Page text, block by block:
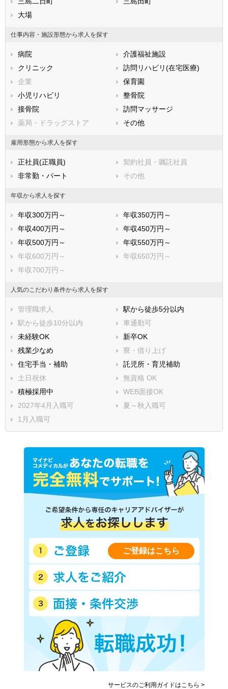
兵庫県
香川県
高知県
福岡県
長崎県
熊本県
鹿児島県
大場
仕事内容・施設形態から求人を探す
病院
介護福祉施設
クリニック
訪問リハビリ(在宅医療)
企業
保育園
小児リハビリ
整骨院
接骨院
訪問マッサージ
薬局・ドラッグストア
その他
雇用形態から求人を探す
正社員(正職員)
契約社員・嘱託社員
非常勤・パート
その他
年収から求人を探す
年収300万円～
年収350万円～
年収400万円～
年収450万円～
年収500万円～
年収550万円～
年収600万円～
年収650万円～
年収700万円～
人気のこだわり条件から求人を探す
管理職求人
駅から徒歩5分以内
駅から徒歩10分以内
車通勤可
未経験OK
新卒OK
残業少なめ
寮・借り上げ
住宅手当・補助
託児所・育児補助
土日祝休
無資格 OK
積極採用中
WEB面接OK
2027年4月入職可
夏～秋入職可
1月入職可
ご登録はこちら
サービスのご利用ガイドはこちら >